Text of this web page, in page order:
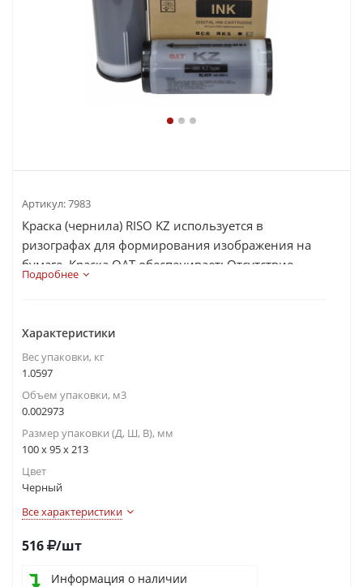
Артикул:7983
Краска (чернила) RISO KZ используется в
ризографах для формирования изображения на
бумаге. Краска ОАТ обеспечивает: Отсутствие
посторонних ч...
Подробнее
Характеристики
Вес упаковки, кг
1.0597
Объем упаковки, м3
0.002973
Размер упаковки (Д, Ш, В), мм
100 x 95 x 213
Цвет
Черный
Все характеристики
516 /шт
Информация о наличии